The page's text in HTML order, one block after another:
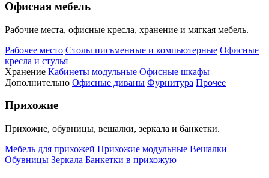
Офисная мебель
Рабочие места, офисные кресла, хранение и мягкая мебель.
Рабочее место Столы письменные и компьютерные Офисные
кресла и стулья
Хранение Кабинеты модульные Офисные шкафы
Дополнительно Офисные диваны Фурнитура Прочее
Прихожие
Прихожие, обувницы, вешалки, зеркала и банкетки.
Мебель для прихожей Прихожие модульные Вешалки
Обувницы Зеркала Банкетки в прихожую